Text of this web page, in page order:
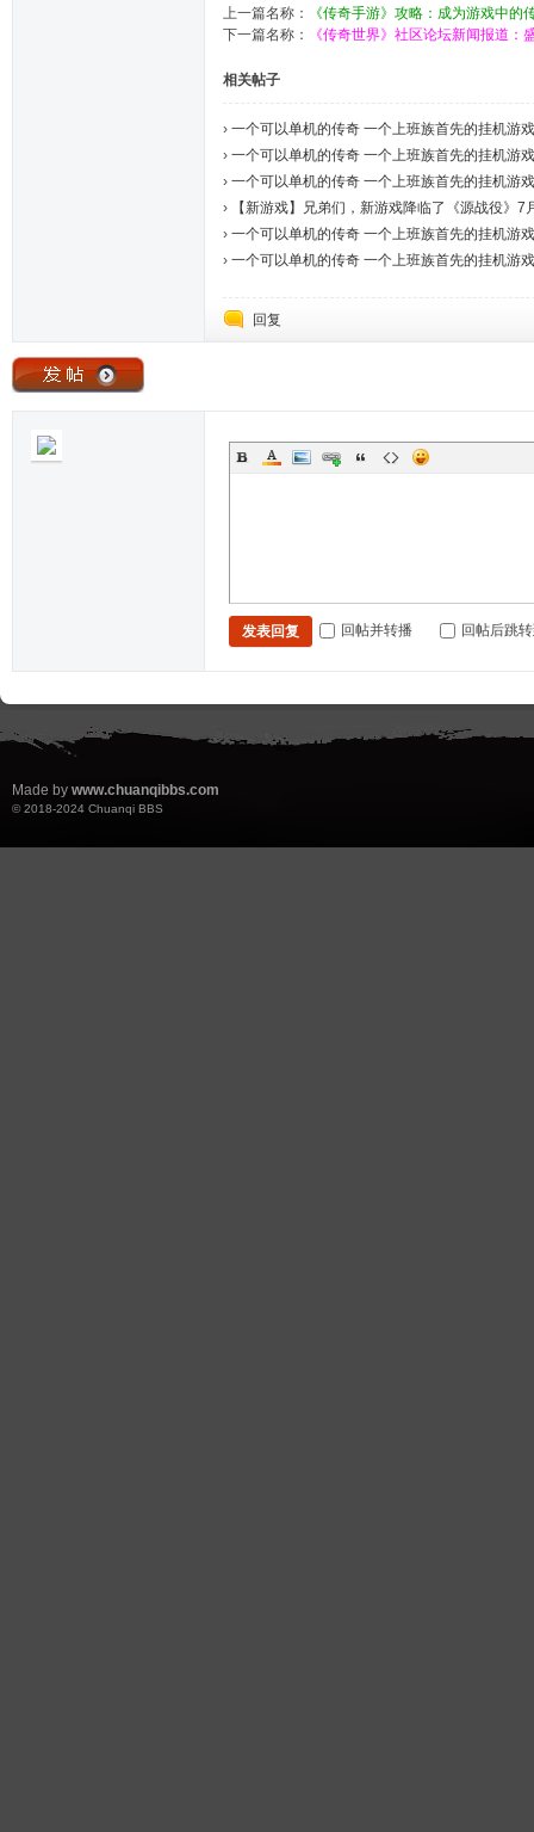
上一篇名称：
《传奇手游》攻略：成为游戏中的
下一篇名称：
《传奇世界》社区论坛新闻报道：
相关帖子
› 一个可以单机的传奇 一个上班族首先的挂机游
› 一个可以单机的传奇 一个上班族首先的挂机游
› 一个可以单机的传奇 一个上班族首先的挂机游
›
【新游戏】兄弟们，新游戏降临了《源战役》
› 一个可以单机的传奇 一个上班族首先的挂机游
› 一个可以单机的传奇 一个上班族首先的挂机游
回复
发表回复 回帖并转播 回帖后跳
Made by www.chuanqibbs.com
© 2018-2024 Chuanqi BBS